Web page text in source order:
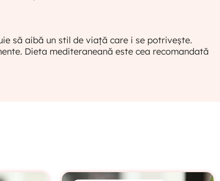
VIDEO EXCLUSIV ABONAȚILOR
să aibă un stil de viață care i se potrivește.
Dieta mediteraneană este cea recomandată